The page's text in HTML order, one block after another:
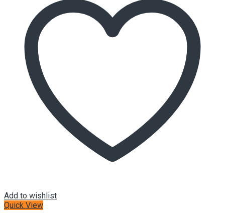
Add to wishlist
Quick View